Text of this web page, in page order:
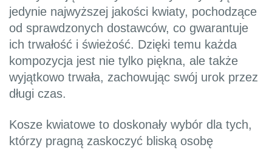
jedynie najwyższej jakości kwiaty, pochodzące
od sprawdzonych dostawców, co gwarantuje
ich trwałość i świeżość. Dzięki temu każda
kompozycja jest nie tylko piękna, ale także
wyjątkowo trwała, zachowując swój urok przez
długi czas.
Kosze kwiatowe to doskonały wybór dla tych,
którzy pragną zaskoczyć bliską osobę